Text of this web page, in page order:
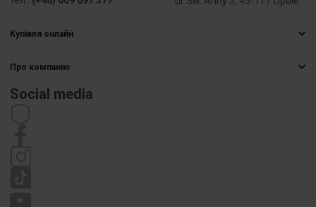
jednodrutowego
przewodu
Купівля онлайн
Способи доставки
Оплати
Про компанію
Кар’єра
Social media